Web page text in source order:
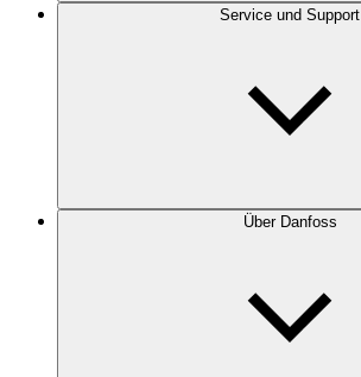
Service und Support
Über Danfoss